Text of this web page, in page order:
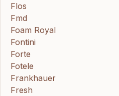
Flos
Fmd
Foam Royal
Fontini
Forte
Fotele
Frankhauer
Fresh